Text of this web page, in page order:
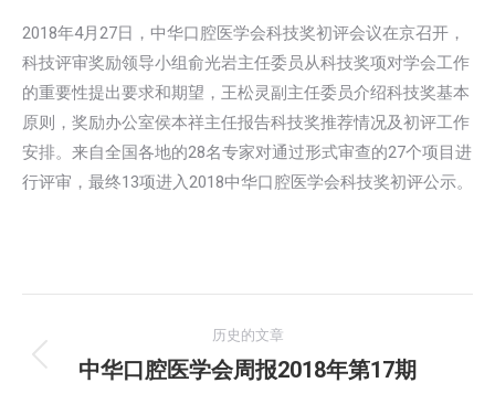
2018年4月27日，中华口腔医学会科技奖初评会议在京召开，
科技评审奖励领导小组俞光岩主任委员从科技奖项对学会工作
的重要性提出要求和期望，王松灵副主任委员介绍科技奖基本
原则，奖励办公室侯本祥主任报告科技奖推荐情况及初评工作
安排。来自全国各地的28名专家对通过形式审查的27个项目进
行评审，最终13项进入2018中华口腔医学会科技奖初评公示。
章
历史的文章
历
中华口腔医学会周报2018年第17期